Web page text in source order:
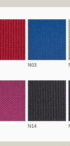
N03
N14